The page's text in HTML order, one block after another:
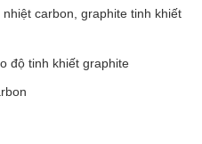
carbon, graphite tinh khiết
độ tinh khiết graphite